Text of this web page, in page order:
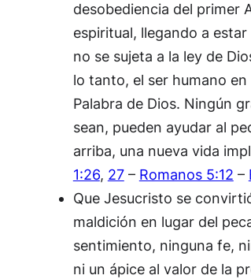
desobediencia del primer
espiritual, llegando a
no se sujeta a la ley de
lo tanto, el ser humano
Palabra de Dios. Ningún
sean, pueden ayudar al
arriba, una nueva vida
1:26, 27– Romanos 5:12 –
Que Jesucristo se
maldición en lugar del
sentimiento, ninguna fe,
ni un ápice al valor de la